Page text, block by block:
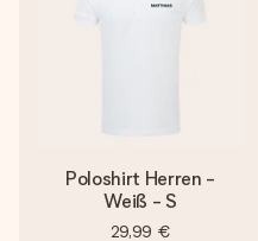
Poloshirt Herren -
Weiß - S
29,99 €